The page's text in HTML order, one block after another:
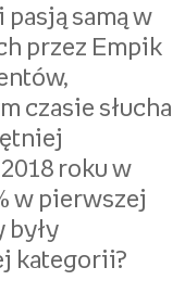
samą w
przez Empik
czasie słucha
roku w
w pierwszej
były
kategorii?